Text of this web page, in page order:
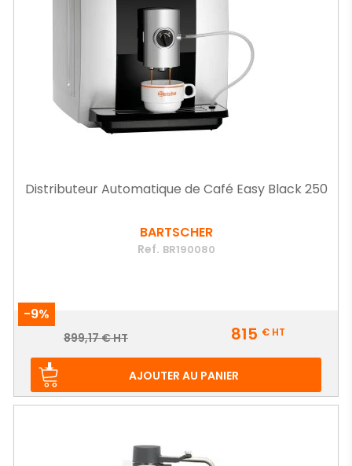
Distributeur Automatique de Café Easy Black 250
BARTSCHER
Ref. BR190080
-9%
Prix
Prix
899,17 € HT 815 €HT
AJOUTER AU PANIER